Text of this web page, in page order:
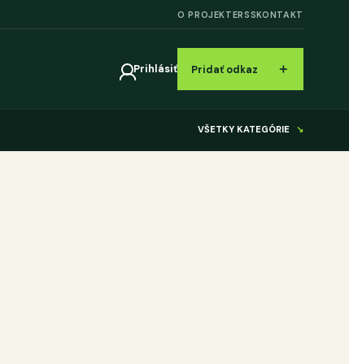
O PROJEKTERSSKONTAKT
Prihlásiť Pridať odkaz ＋
VŠETKY KATEGÓRIE ↘